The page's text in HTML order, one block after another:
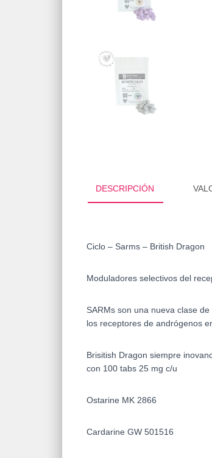
DESCRIPCIÓN
Ciclo – Sarms – British Dragon
Moduladores selectivos del
SARMs son una nueva clase
los receptores de andrógenos
Brisitish Dragon siempre
con 100 tabs 25 mg c/u
Ostarine MK 2866
Cardarine GW 501516